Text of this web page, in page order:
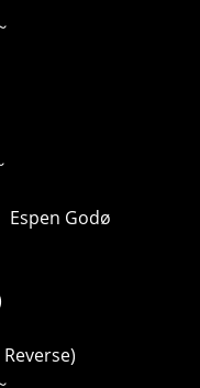
Espen Godø